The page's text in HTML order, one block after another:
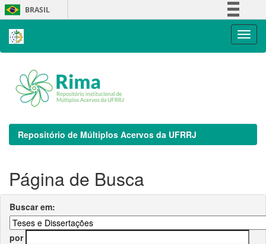
Skip
navigation
BRASIL
Repositório de Múltiplos Acervos da UFRRJ
Página de Busca
Buscar em:
por